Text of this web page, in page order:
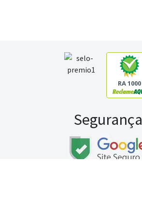
RA 1000
Segurança